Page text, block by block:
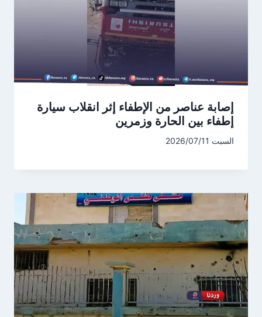
إصابة عناصر من الإطفاء إثر انقلاب سيارة
إطفاء بين الحارة وزمرين
السبت 2026/07/11